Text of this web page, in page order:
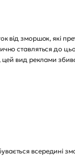
від зморшок, які
ставляться до
вид реклами
всередині